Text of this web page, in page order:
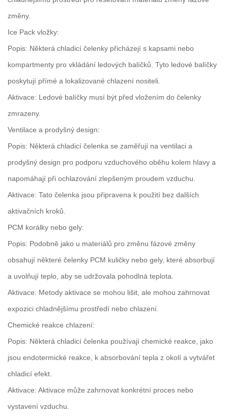
změny.
Ice Pack vložky:
Popis: Některá chladicí čelenky přicházejí s kapsami nebo
kompartmenty pro vkládání ledových balíčků. Tyto ledové balíčky
poskytují přímé a lokalizované chlazení nositeli.
Aktivace: Ledové balíčky musí být před vložením do čelenky
zmrazeny.
Ventilace a prodyšný design:
Popis: Některá chladicí čelenka se zaměřují na ventilaci a
prodyšný design pro podporu vzduchového oběhu kolem hlavy a
napomáhají při ochlazování zlepšeným proudem vzduchu.
Aktivace: Tato čelenka jsou připravena k použití bez dalších
aktivačních kroků.
PCM korálky nebo gely:
Popis: Podobně jako u materiálů pro změnu fázové změny
obsahují některé čelenky PCM kuličky nebo gely, které absorbují
a uvolňují teplo, aby se udržovala pohodlná teplota.
Aktivace: Metody aktivace se mohou lišit, ale mohou zahrnovat
expozici chladnějšímu prostředí nebo chlazení.
Chemické reakce chlazení:
Popis: Některá chladicí čelenka používají chemické reakce, jako
jsou endotermické reakce, k absorbování tepla z okolí a vytvářet
chladicí efekt.
Aktivace: Aktivace může zahrnovat konkrétní proces nebo
vystavení vzduchu.